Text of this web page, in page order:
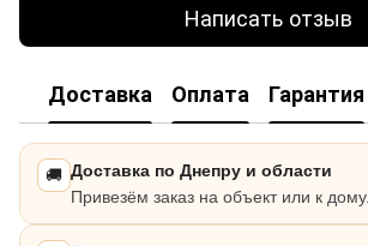
Написать отзыв
Доставка Оплата Гарантия
🚚 Доставка по Днепру и области
Привезём заказ на объект или к дому.